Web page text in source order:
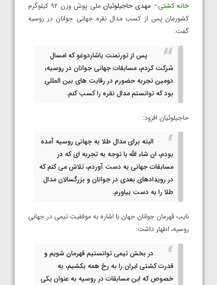
خانه کشتی– مهدی حاجیلوئیان
ملی پوش وزن ۹۲ کیلوگرم
کشورمان پس از کسب مدال نقره جهانی جوانان در روسیه
گفت:
پس از تورنمنت یاشاردوغو که امسال
شرکت کردم، مسابقات جهانی جوانان در روسیه،
دومین تجربه حضورم در رقابت های بین المللی
بود که توانستم مدال نقره را کسب کنم.
حاجیلوئیان افزود:
البته برای مدال طلا به جهانی روسیه آمده
بودم، ان شاء الله با توجه به تجربه ای که در
مسابقات جهانی به دست آوردم، تلاش می کنم که
در رویدادهای بعدی در جوانان و بزرگسالان مدال
طلا را به دست بیاورم.
نایب قهرمان جوانان جهان با اشاره به موفقیت تیمی در جهانی
روسیه، اظهار داشت:
در بخش تیمی توانستیم قهرمان شویم و
قدرت کشتی ایران را به رخ همه بکشیم، به
خصوص که این مسابقات در روسیه به عنوان یکی